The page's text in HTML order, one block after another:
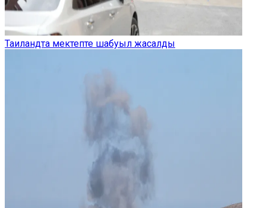
Таиландта мектепте шабуыл жасалды